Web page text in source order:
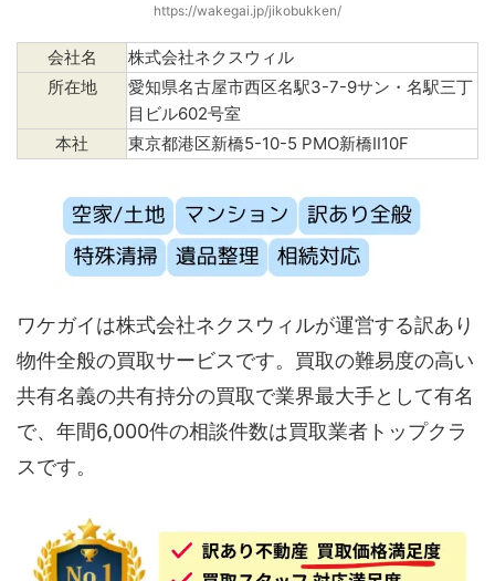
https://wakegai.jp/jikobukken/
会社名
株式会社ネクスウィル
所在地
愛知県名古屋市西区名駅3-7-9サン・名駅三丁
目ビル602号室
本社
東京都港区新橋5-10-5 PMO新橋Ⅱ10F
ワケガイは株式会社ネクスウィルが運営する訳あり
物件全般の買取サービスです。買取の難易度の高い
共有名義の共有持分の買取で業界最大手として有名
で、年間6,000件の相談件数は買取業者トップクラ
スです。